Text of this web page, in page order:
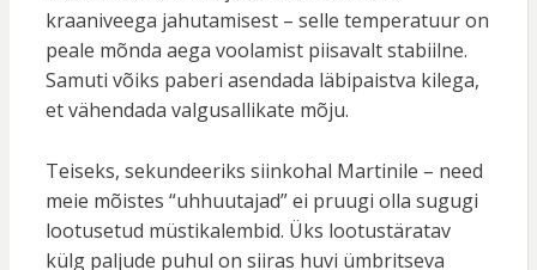
kraaniveega jahutamisest – selle temperatuur on
peale mõnda aega voolamist piisavalt stabiilne.
Samuti võiks paberi asendada läbipaistva kilega,
et vähendada valgusallikate mõju.
Teiseks, sekundeeriks siinkohal Martinile – need
meie mõistes “uhhuutajad” ei pruugi olla sugugi
lootusetud müstikalembid. Üks lootustäratav
külg paljude puhul on siiras huvi ümbritseva